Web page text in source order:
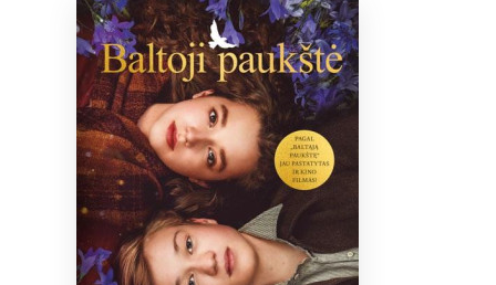
Naujienos
Bibliotekoms
info@elvislab.lt